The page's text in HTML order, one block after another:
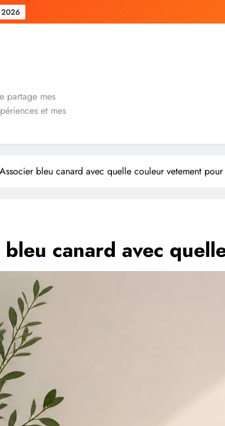
2026
partage mes
et mes
Associer bleu canard avec quelle couleur vetement
canard avec